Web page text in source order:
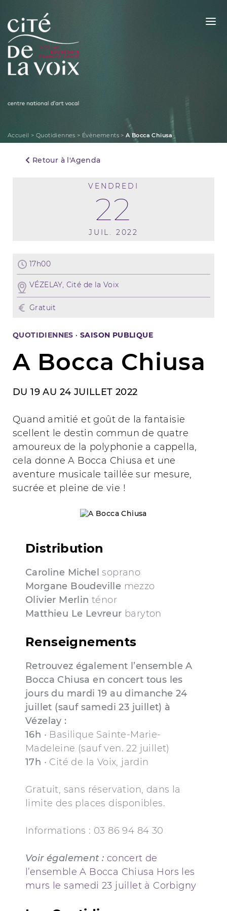
Skip
content
Accueil >Quotidiennes > Évènements >A Bocca Chiusa
Retour à l'Agenda
VENDREDI
22
JUIL. 2022
17h00
VÉZELAY, Cité de la Voix
Gratuit
QUOTIDIENNES ·SAISON PUBLIQUE
A Bocca Chiusa
DU 19 AU 24 JUILLET 2022
Quand amitié et goût de la fantaisie
scellent le destin commun de quatre
amoureux de la polyphonie a cappella,
cela donne A Bocca Chiusa et une
aventure musicale taillée sur mesure,
sucrée et pleine de vie !
Distribution
Caroline Michelsoprano
Morgane Boudeville mezzo
Olivier Merlin ténor
Matthieu Le Levreur baryton
Renseignements
Retrouvez également l’ensemble A
Bocca Chiusa en concert tous les
jours du mardi 19 au dimanche 24
juillet (sauf samedi 23 juillet) à
Vézelay :
16h • Basilique Sainte-Marie-
Madeleine (sauf ven. 22 juillet)
17h • Cité de la Voix, jardin
Gratuit, sans réservation, dans la
limite des places disponibles.
Informations : 03 86 94 84 30
Voir également : concert de
l’ensemble A Bocca Chiusa Hors les
murs le samedi 23 juillet à Corbigny